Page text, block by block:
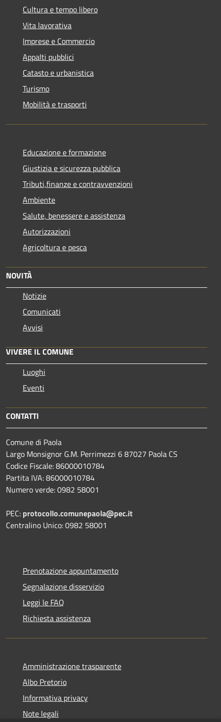
Cultura e tempo libero
Vita lavorativa
Imprese e Commercio
Appalti pubblici
Catasto e urbanistica
Turismo
Mobilità e trasporti
Educazione e formazione
Giustizia e sicurezza pubblica
Tributi,finanze e contravvenzioni
Ambiente
Salute, benessere e assistenza
Autorizzazioni
Agricoltura e pesca
NOVITÀ
Notizie
Comunicati
Avvisi
VIVERE IL COMUNE
Luoghi
Eventi
CONTATTI
Comune di Paola
Largo Monsignor G.M. Perrimezzi 6 87027 Paola CS
Codice Fiscale: 86000010784
Partita IVA: 86000010784
Numero verde: 0982 58001
PEC: protocollo.comunepaola@pec.it
Centralino Unico: 0982 58001
Prenotazione appuntamento
Segnalazione disservizio
Leggi le FAQ
Richiesta assistenza
Amministrazione trasparente
Albo Pretorio
Informativa privacy
Note legali